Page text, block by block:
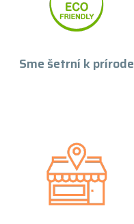
Sme šetrní k prírode